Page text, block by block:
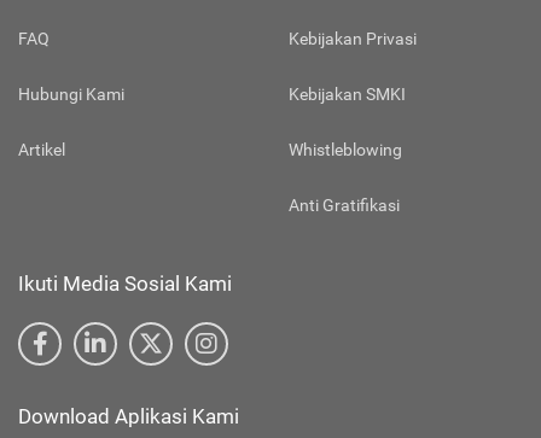
FAQ
Hubungi Kami
Artikel
Kebijakan Privasi
Kebijakan SMKI
Whistleblowing
Anti Gratifikasi
Ikuti Media Sosial Kami
Download Aplikasi Kami